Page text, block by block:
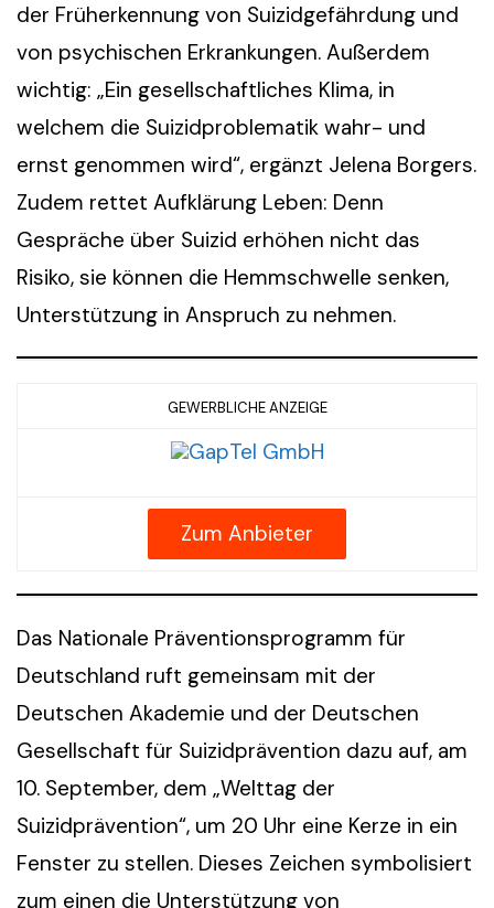
der Früherkennung von Suizidgefährdung und
von psychischen Erkrankungen. Außerdem
wichtig: „Ein gesellschaftliches Klima, in
welchem die Suizidproblematik wahr- und
ernst genommen wird“, ergänzt Jelena Borgers.
Zudem rettet Aufklärung Leben: Denn
Gespräche über Suizid erhöhen nicht das
Risiko, sie können die Hemmschwelle senken,
Unterstützung in Anspruch zu nehmen.
GEWERBLICHE ANZEIGE
Zum Anbieter
Das Nationale Präventionsprogramm für
Deutschland ruft gemeinsam mit der
Deutschen Akademie und der Deutschen
Gesellschaft für Suizidprävention dazu auf, am
10. September, dem „Welttag der
Suizidprävention“, um 20 Uhr eine Kerze in ein
Fenster zu stellen. Dieses Zeichen symbolisiert
zum einen die Unterstützung von